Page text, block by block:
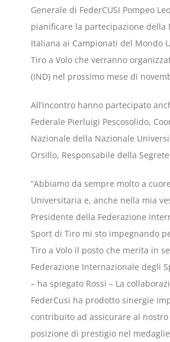
Generale di FederCUSI Pompeo
pianificare la partecipazione della
Italiana ai Campionati del Mondo
Tiro a Volo che verranno
(IND) nel prossimo mese di
All’incontro hanno partecipato
Federale Pierluigi Pescosolido,
Nazionale della Nazionale
Orsillo, Responsabile della
“Abbiamo da sempre molto a
Universitaria e, anche nella mia
Presidente della Federazione
Sport di Tiro mi sto impegnando
Tiro a Volo il posto che merita in
Federazione Internazionale degli
– ha spiegato Rossi – La
FederCusi ha prodotto sinergie
contribuito ad assicurare al nostro
posizione di prestigio nel